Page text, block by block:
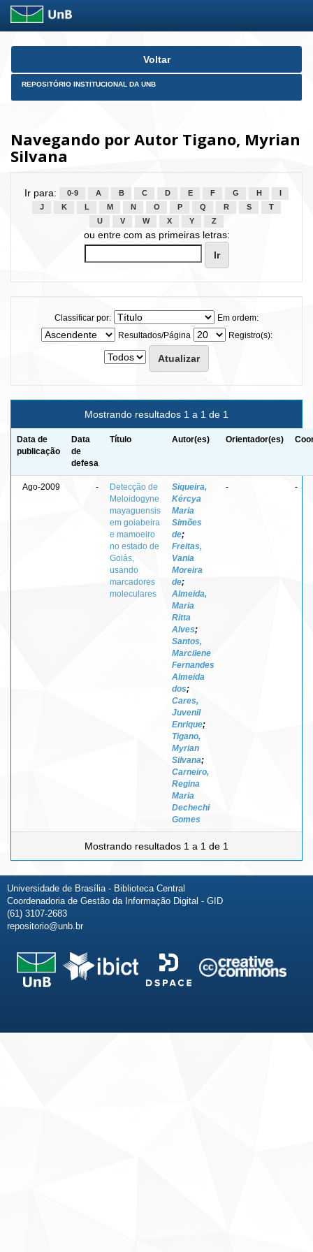
Skip
Voltar
REPOSITÓRIO INSTITUCIONAL DA UNB
Navegando por Autor Tigano, Myrian
Silvana
Ir para: 0-9 A B C D E F G H
J
K L M N O P Q R S
T
U
V W X Y Z
ou entre com as primeiras letras:
Classificar por:
Em ordem:
Resultados/Página
Registro(s):
Mostrando resultados 1 a 1 de 1
Data de
publicação
Data
de
defesa
Título Autor(es) Orientador(es)
Ago-2009 -
Detecção de
Meloidogyne
mayaguensis
em goiabeira
e mamoeiro
no estado de
Goiás,
usando
marcadores
moleculares
Siqueira,
Kércya
Maria
Simões
de;
Freitas,
Vania
Moreira
de;
Almeida,
Maria
Ritta
Alves;
Santos,
Marcilene
Fernandes
Almeida
dos;
Cares,
Juvenil
Enrique;
Tigano,
Myrian
Silvana;
Carneiro,
Regina
Maria
Dechechi
Gomes
- -
Mostrando resultados 1 a 1 de 1
Universidade de Brasília - Biblioteca Central
Coordenadoria de Gestão da Informação Digital - GID
(61) 3107-2683
repositorio@unb.br